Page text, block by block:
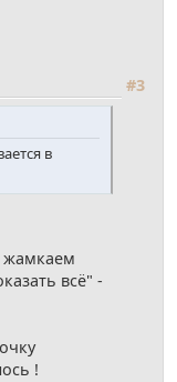
#3
в
жамкаем
всё" -
!